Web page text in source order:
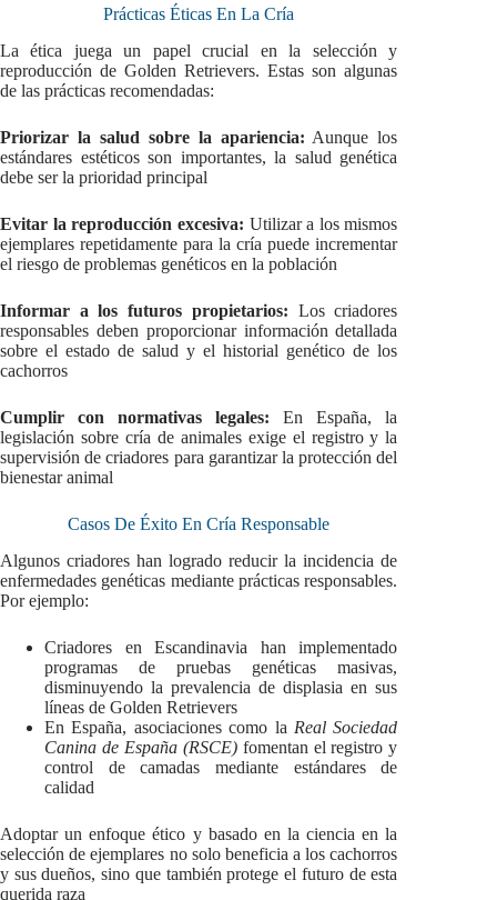
Prácticas Éticas En La Cría
La ética juega un papel crucial en la selección y
reproducción de Golden Retrievers. Estas son algunas
de las prácticas recomendadas:
Priorizar la salud sobre la apariencia: Aunque los
estándares estéticos son importantes, la salud genética
debe ser la prioridad principal
Evitar la reproducción excesiva: Utilizar a los mismos
ejemplares repetidamente para la cría puede incrementar
el riesgo de problemas genéticos en la población
Informar a los futuros propietarios: Los criadores
responsables deben proporcionar información detallada
sobre el estado de salud y el historial genético de los
cachorros
Cumplir con normativas legales: En España, la
legislación sobre cría de animales exige el registro y la
supervisión de criadores para garantizar la protección del
bienestar animal
Casos De Éxito En Cría Responsable
Algunos criadores han logrado reducir la incidencia de
enfermedades genéticas mediante prácticas responsables.
Por ejemplo:
Criadores en Escandinavia han implementado
programas de pruebas genéticas masivas,
disminuyendo la prevalencia de displasia en sus
líneas de Golden Retrievers
En España, asociaciones como la Real Sociedad
Canina de España (RSCE)fomentan el registro y
control de camadas mediante estándares de
calidad
Adoptar un enfoque ético y basado en la ciencia en la
selección de ejemplares no solo beneficia a los cachorros
y sus dueños, sino que también protege el futuro de esta
querida raza